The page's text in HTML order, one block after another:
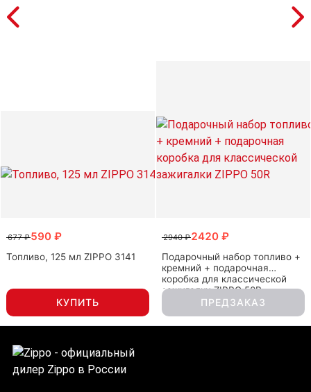
677 ₽590 ₽
Топливо, 125 мл ZIPPO 3141
КУПИТЬ
2940 ₽2420 ₽
Подарочный набор топливо +
кремний + подарочная
коробка для классической
зажигалки ZIPPO 50R
ПРЕДЗАКАЗ